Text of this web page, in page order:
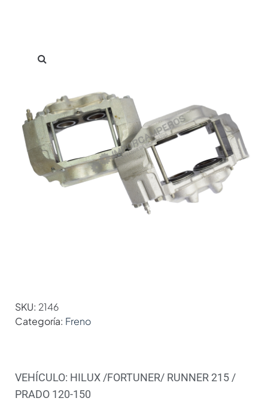
SKU: 2146
Categoría: Freno
VEHÍCULO: HILUX /FORTUNER/ RUNNER 215 /
PRADO 120-150